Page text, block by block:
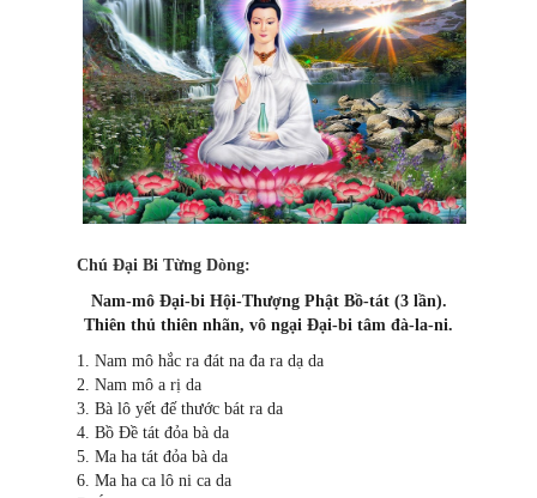
Chú Đại Bi Từng Dòng:
Nam-mô Đại-bi Hội-Thượng Phật Bồ-tát (3 lần).
Thiên thủ thiên nhãn, vô ngại Đại-bi tâm đà-la-ni.
1. Nam mô hắc ra đát na đa ra dạ da
2. Nam mô a rị da
3. Bà lô yết đế thước bát ra da
4. Bồ Đề tát đỏa bà da
5. Ma ha tát đỏa bà da
6. Ma ha ca lô ni ca da